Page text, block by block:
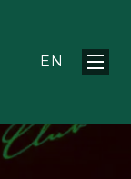
Menu
CS
EN
O